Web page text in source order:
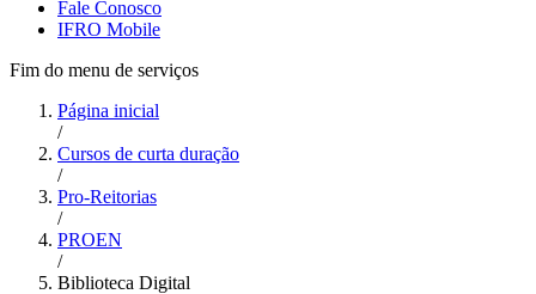
Fale Conosco
IFRO Mobile
Fim do menu de serviços
Página inicial
/
Cursos de curta duração
/
Pro-Reitorias
/
PROEN
/
Biblioteca Digital